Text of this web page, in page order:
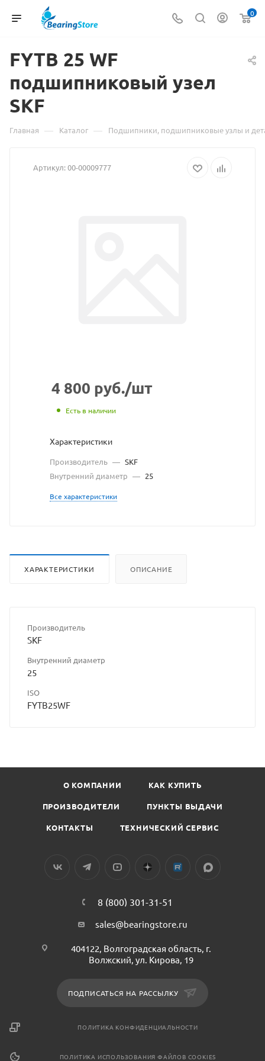
0
FYTB 25 WF
подшипниковый узел
25
SKF
Главная — Каталог — Подшипники, подшипниковые узлы и
Артикул:00-00009777
4 800 руб./шт
Есть в наличии
Характеристики
Производитель — SKF
Внутренний диаметр — 25
Все характеристики
ХАРАКТЕРИСТИКИ ОПИСАНИЕ
Производитель
SKF
Внутренний диаметр
25
ISO
FYTB25WF
О КОМПАНИИ КАК КУПИТЬ
ПРОИЗВОДИТЕЛИ ПУНКТЫ ВЫДАЧИ
КОНТАКТЫ ТЕХНИЧЕСКИЙ СЕРВИС
8 (800) 301-31-51
sales@bearingstore.ru
404122, Волгоградская область, г.
Волжский, ул. Кирова, 19
ПОДПИСАТЬСЯ НА РАССЫЛКУ
ПОЛИТИКА КОНФИДЕНЦИАЛЬНОСТИ
ПОЛИТИКА ИСПОЛЬЗОВАНИЯ ФАЙЛОВ COOKIES